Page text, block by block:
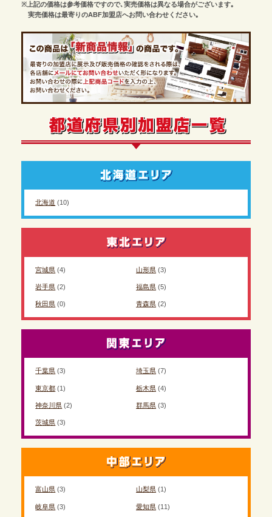
※上記の価格は参考価格ですので､実売価格は異なる場合がございます｡
実売価格は最寄りのABF加盟店へお問い合わせください｡
北海道 (10)
宮城県 (4) 山形県(3)
岩手県 (2) 福島県(5)
秋田県 (0) 青森県(2)
千葉県 (3) 埼玉県(7)
東京都 (1) 栃木県(4)
神奈川県 (2) 群馬県(3)
茨城県 (3)
富山県 (3) 山梨県(1)
岐阜県 (3) 愛知県(11)